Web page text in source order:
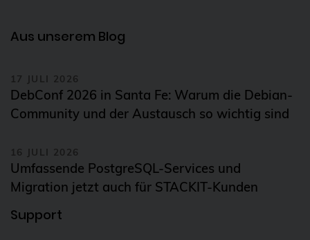
Aus unserem Blog
17 JULI 2026
DebConf 2026 in Santa Fe: Warum die Debian-
Community und der Austausch so wichtig sind
16 JULI 2026
Umfassende PostgreSQL-Services und
Migration jetzt auch für STACKIT-Kunden
Support